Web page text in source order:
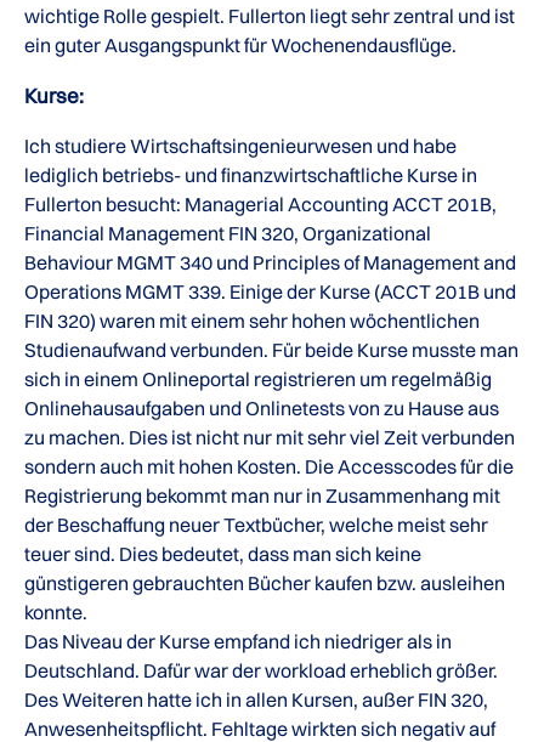
wichtige Rolle gespielt. Fullerton liegt sehr zentral und ist
ein guter Ausgangspunkt für Wochenendausflüge.
Kurse:
Ich studiere Wirtschaftsingenieurwesen und habe
lediglich betriebs- und finanzwirtschaftliche Kurse in
Fullerton besucht: Managerial Accounting ACCT 201B,
Financial Management FIN 320, Organizational
Behaviour MGMT 340 und Principles of Management and
Operations MGMT 339. Einige der Kurse (ACCT 201B und
FIN 320) waren mit einem sehr hohen wöchentlichen
Studienaufwand verbunden. Für beide Kurse musste man
sich in einem Onlineportal registrieren um regelmäßig
Onlinehausaufgaben und Onlinetests von zu Hause aus
zu machen. Dies ist nicht nur mit sehr viel Zeit verbunden
sondern auch mit hohen Kosten. Die Accesscodes für die
Registrierung bekommt man nur in Zusammenhang mit
der Beschaffung neuer Textbücher, welche meist sehr
teuer sind. Dies bedeutet, dass man sich keine
günstigeren gebrauchten Bücher kaufen bzw. ausleihen
konnte.
Das Niveau der Kurse empfand ich niedriger als in
Deutschland. Dafür war der workload erheblich größer.
Des Weiteren hatte ich in allen Kursen, außer FIN 320,
Anwesenheitspflicht. Fehltage wirkten sich negativ auf